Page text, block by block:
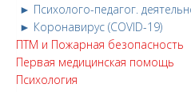
► Психолого-педагог.
► Коронавирус (COVID-19)
ПТМ и Пожарная безопасность
Первая медицинская помощь
Психология